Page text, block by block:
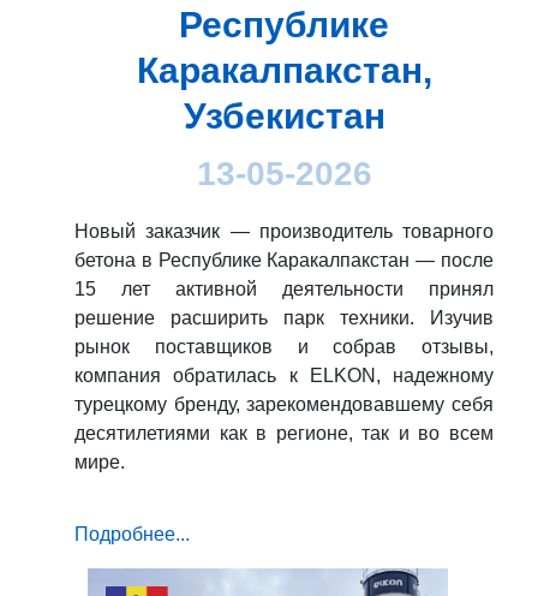
Республике
Каракалпакстан,
Узбекистан
13-05-2026
Новый заказчик — производитель товарного
бетона в Республике Каракалпакстан — после
15 лет активной деятельности принял
решение расширить парк техники. Изучив
рынок поставщиков и собрав отзывы,
компания обратилась к ELKON, надежному
турецкому бренду, зарекомендовавшему себя
десятилетиями как в регионе, так и во всем
мире.
Подробнее...